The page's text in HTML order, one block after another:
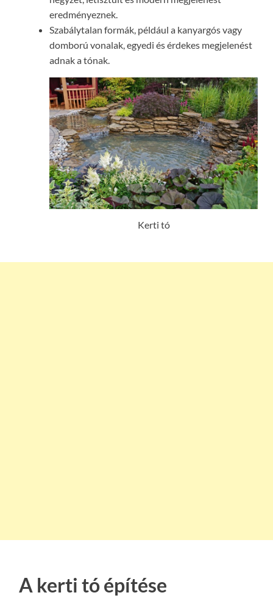
eredményeznek.
Szabálytalan formák, például a kanyargós vagy
domború vonalak, egyedi és érdekes megjelenést
adnak a tónak.
Kerti tó
A kerti tó építése